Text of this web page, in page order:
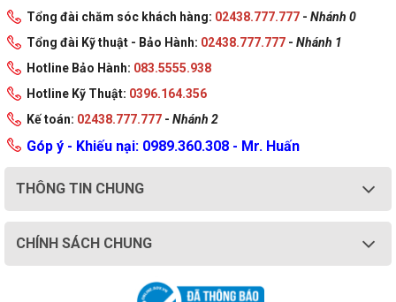
Tổng đài chăm sóc khách hàng: 02438.777.777 - Nhánh 0
Tổng đài Kỹ thuật - Bảo Hành: 02438.777.777 - Nhánh 1
Hotline Bảo Hành: 083.5555.938
Hotline Kỹ Thuật: 0396.164.356
Kế toán: 02438.777.777 - Nhánh 2
Góp ý - Khiếu nại: 0989.360.308 - Mr. Huấn
THÔNG TIN CHUNG
CHÍNH SÁCH CHUNG